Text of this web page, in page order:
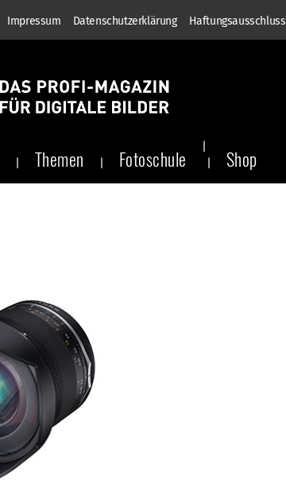
Impressum Datenschutzerklärung Haftungsausschluss
Themen Fotoschule Shop